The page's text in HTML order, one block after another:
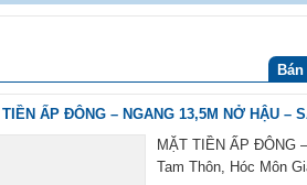
TIỀN ẤP ĐÔNG – NGANG 13,5M NỞ HẬU –
MẶT TIỀN ẤP ĐÔNG
Tam Thôn, Hóc Môn